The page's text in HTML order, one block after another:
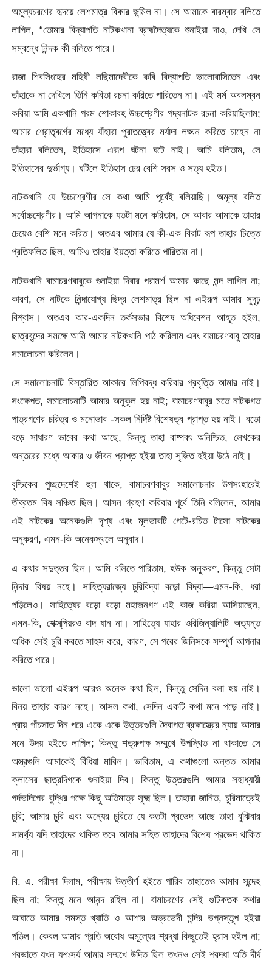
অমূল্যচরণের হৃদয়ে লেশমাত্র বিকার জন্মিল না। সে আমাকে বারম্বার বলিতে
লাগিল, “তােমার বিদ্যাপতি নাটকখানা ব্রহ্মদৈত্যকে শুনাইয়া দাও, দেখি সে
সম্বন্ধে নিন্দক কী বলিতে পারে।
রাজা শিবসিংহের মহিষী লছিমাদেবীকে কবি বিদ্যাপতি ভালােবাসিতেন এবং
তাঁহাকে না দেখিলে তিনি কবিতা রচনা করিতে পারিতেন না। এই মর্ম অবলম্বন
করিয়া আমি একখানি পরম শােকাবহ উচ্চশ্রেণীর পদ্যনাটক রচনা করিয়াছিলাম;
আমার শ্রোতৃবর্গের মধ্যে যাঁহারা পুরাতত্ত্বের মর্যাদা লঙ্ঘন করিতে চাহেন না
তাঁহারা বলিতেন, ইতিহাসে এরূপ ঘটনা ঘটে নাই। আমি বলিতাম, সে
ইতিহাসের দুর্ভাগ্য। ঘটিলে ইতিহাস ঢের বেশি সরস ও সত্য হইত।
নাটকখানি যে উচ্চশ্রেণীর সে কথা আমি পূর্বেই বলিয়াছি। অমূল্য বলিত
সর্বোচ্চশ্রেণীর। আমি আপনাকে যতটা মনে করিতাম, সে আবার আমাকে তাহার
চেয়েও বেশি মনে করিত। অতএব আমার যে কী-এক বিরাট রূপ তাহার চিত্তে
প্রতিফলিত ছিল, আমিও তাহার ইয়ত্তা করিতে পারিতাম না।
নাটকখানি বামাচরণবাবুকে শুনাইয়া দিবার পরামর্শ আমার কাছে মন্দ লাগিল না;
কারণ, সে নাটকে নিন্দাযোগ্য ছিদ্র লেশমাত্র ছিল না এইরূপ আমার সুদৃঢ়
বিশ্বাস। অতএব আর-একদিন তর্কসভার বিশেষ অধিবেশন আহূত হইল,
ছাত্রবৃন্দের সমক্ষে আমি আমার নাটকখানি পাঠ করিলাম এবং বামাচরণবাবু তাহার
সমালােচনা করিলেন।
সে সমালােচনাটি বিস্তারিত আকারে লিপিবদ্ধ করিবার প্রবৃত্তি আমার নাই।
সংক্ষেপত, সমালােচনাটি আমার অনুকূল হয় নাই; বামাচরণবাবুর মতে নাটকগত
পাত্রগণের চরিত্র ও মনােভাব -সকল নির্দিষ্ট বিশেষত্ব প্রাপ্ত হয় নাই। বড়াে
বড়ে সাধারণ ভাবের কথা আছে, কিন্তু তাহা বাষ্পবৎ অনিশ্চিত, লেখকের
অন্তরের মধ্যে আকার ও জীবন প্রাপ্ত হইয়া তাহা সৃজিত হইয়া উঠে নাই।
বৃশ্চিকের পুচ্ছদেশেই হুল থাকে, বামাচরণবাবুর সমালােচনার উপসংহারেই
তীব্রতম বিষ সঞ্চিত ছিল। আসন গ্রহণ করিবার পূর্বে তিনি বলিলেন, আমার
এই নাটকের অনেকগুলি দৃশ্য এবং মূলভাবটি গেটে-রচিত টাসাে নাটকের
অনুকরণ, এমন-কি অনেকস্থলে অনুবাদ।
এ কথার সদুত্তর ছিল। আমি বলিতে পারিতাম, হউক অনুকরণ, কিন্তু সেটা
নিন্দার বিষয় নহে। সাহিত্যরাজ্যে চুরিবিদ্যা বড়াে বিদ্যা—এমন-কি, ধরা
পড়িলেও। সাহিত্যের বড়াে বড়াে মহাজনগণ এই কাজ করিয়া আসিয়াছেন,
এমন-কি, শেক্স্‌পিয়রও বাদ যান না। সাহিত্যে যাহার ওরিজিন্যালিটি অত্যন্ত
অধিক সেই চুরি করতে সাহস করে, কারণ, সে পরের জিনিসকে সম্পূর্ণ আপনার
করিতে পারে।
ভালাে ভালাে এইরূপ আরও অনেক কথা ছিল, কিন্তু সেদিন বলা হয় নাই।
বিনয় তাহার কারণ নহে। আসল কথা, সেদিন একটি কথা মনে পড়ে নাই।
প্রায় পাঁচসাত দিন পরে একে একে উত্তরগুলি দৈবাগত ব্রহ্মাস্ত্রের ন্যায় আমার
মনে উদয় হইতে লাগিল; কিন্তু শত্রুপক্ষ সম্মুখে উপস্থিত না থাকাতে সে
অস্ত্রগুলি আমাকেই বিঁধিয়া মারিল। ভাবিতাম, এ কথাগুলাে অন্তত আমার
ক্লাসের ছাত্রদিগকে শুনাইয়া দিব। কিন্তু উত্তরগুলি আমার সহাধ্যায়ী
গর্দভদিগের বুদ্ধির পক্ষে কিছু অতিমাত্র সূক্ষ্ম ছিল। তাহারা জানিত, চুরিমাত্রেই
চুরি; আমার চুরি এবং অন্যের চুরিতে যে কতটা প্রভেদ আছে তাহা বুঝিবার
সামর্থ্য যদি তাহাদের থাকিত তবে আমার সহিত তাহাদের বিশেষ প্রভেদ থাকিত
না।
বি. এ. পরীক্ষা দিলাম, পরীক্ষায় উত্তীর্ণ হইতে পারিব তাহাতেও আমার সন্দেহ
ছিল না; কিন্তু মনে আনন্দ রহিল না। বামাচরণের সেই গুটিকতক কথার
আঘাতে আমার সমস্ত খ্যাতি ও আশার অভ্রভেদী মন্দির ভগ্নস্তূপ হইয়া
পড়িল। কেবল আমার প্রতি অবােধ অমূল্যের শ্রদ্ধা কিছুতেই হ্রাস হইল না;
প্রভাতে যখন যশঃসূর্য আমার সম্মুখে উদিত ছিল তখনও সেই শ্রদ্ধা অতি দীর্ঘ